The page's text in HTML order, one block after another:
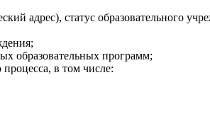
адрес), статус образовательного
образовательных программ;
в том числе: